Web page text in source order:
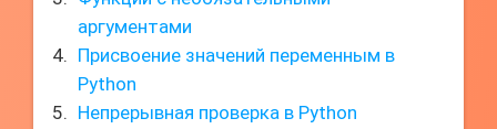
аргументами
Присвоение значений переменным в
Python
Непрерывная проверка в Python